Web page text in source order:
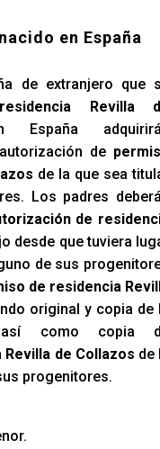
en España
de extranjero que
Revilla
de
de la que sea
Los padres
de
desde que tuviera
de sus
de residencia
original y copia de
así como copia
de Collazos de
progenitores.